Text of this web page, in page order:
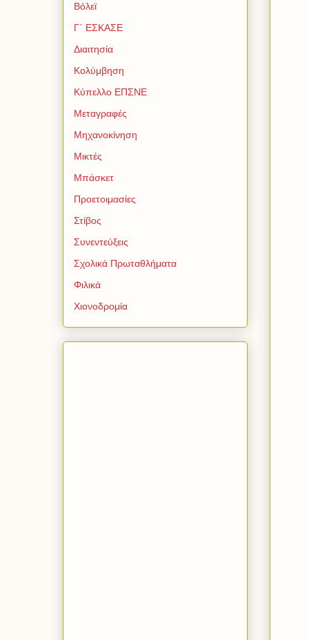
Βόλεϊ
Γ΄ ΕΣΚΑΣΕ
Διαιτησία
Κολύμβηση
Κύπελλο ΕΠΣΝΕ
Μεταγραφές
Μηχανοκίνηση
Μικτές
Μπάσκετ
Προετοιμασίες
Στίβος
Συνεντεύξεις
Σχολικά Πρωταθλήματα
Φιλικά
Χιονοδρομία